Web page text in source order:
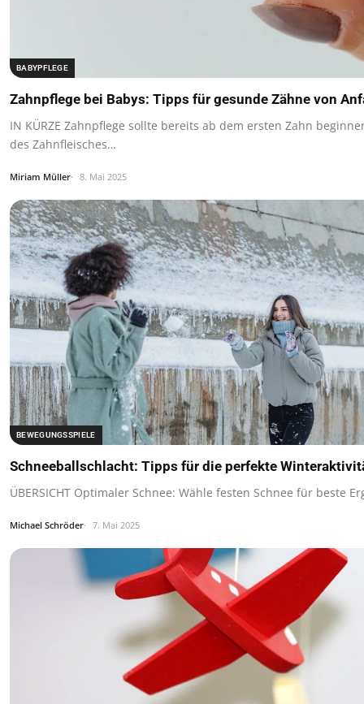
BABYPFLEGE
Zahnpflege bei Babys: Tipps für gesunde Zähne von
IN KÜRZE Zahnpflege sollte bereits ab dem ersten Zahn
des Zahnfleisches…
Miriam Müller 8. Mai 2025
BEWEGUNGSSPIELE
Schneeballschlacht: Tipps für die perfekte
ÜBERSICHT Optimaler Schnee: Wähle festen Schnee für beste
Michael Schröder 7. Mai 2025